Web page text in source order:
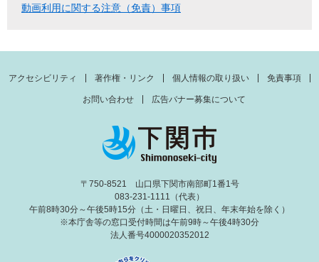
動画利用に関する注意（免責）事項
アクセシビリティ 著作権・リンク 個人情報の取り扱い 免責事項
お問い合わせ 広告バナー募集について
〒750-8521 山口県下関市南部町1番1号
083-231-1111（代表）
午前8時30分～午後5時15分（土・日曜日、祝日、年末年始を除く）
※本庁舎等の窓口受付時間は午前9時～午後4時30分
法人番号4000020352012